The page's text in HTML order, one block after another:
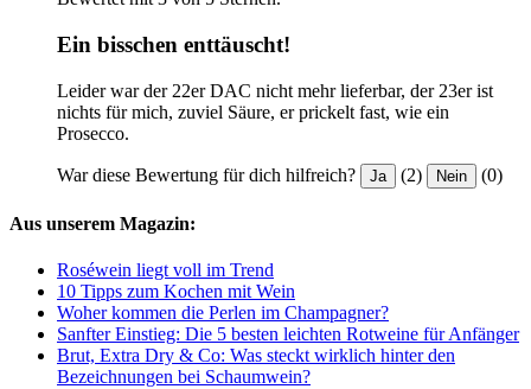
Ein bisschen enttäuscht!
Leider war der 22er DAC nicht mehr lieferbar, der 23er ist
nichts für mich, zuviel Säure, er prickelt fast, wie ein
Prosecco.
War diese Bewertung für dich hilfreich? Ja (2) Nein (0)
Aus unserem Magazin:
Roséwein liegt voll im Trend
10 Tipps zum Kochen mit Wein
Woher kommen die Perlen im Champagner?
Sanfter Einstieg: Die 5 besten leichten Rotweine für Anfänger
Brut, Extra Dry & Co: Was steckt wirklich hinter den
Bezeichnungen bei Schaumwein?